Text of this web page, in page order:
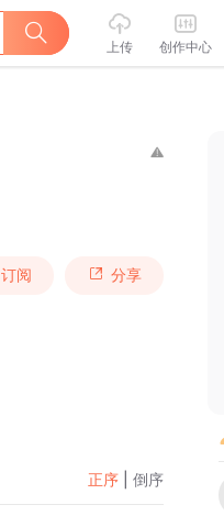
上传 创作中心
订阅 分享
正序 倒序